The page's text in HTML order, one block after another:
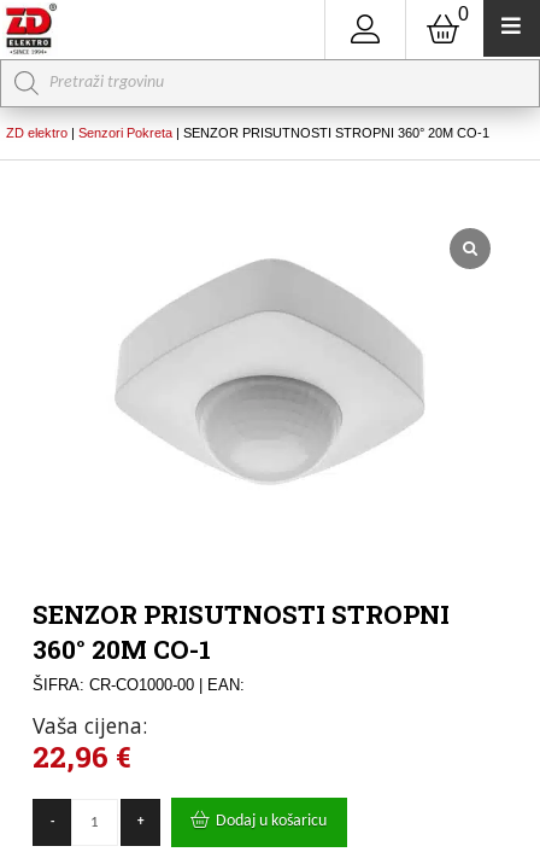
0
Products
search
ZD elektro | Senzori Pokreta | SENZOR PRISUTNOSTI STROPNI 360° 20M CO-1
SENZOR PRISUTNOSTI STROPNI
360° 20M CO-1
ŠIFRA: CR-CO1000-00| EAN:
Vaša cijena:
22,96 €
-
PRISUTNOSTI
STROPNI
+ Dodaj u košaricu